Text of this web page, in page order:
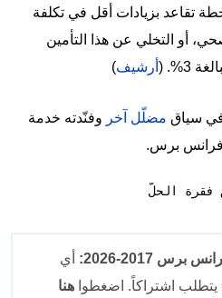
تقاعد بزيادات أقل في تكلفة
أو التخلي عن هذا التأمين
3%. (
أرشيف)
في سياق مضلّل آخر وفنّدته خدمة
فرانس برس.
2017-2026:
أي
يتطلب اشتراكاً. اضغطواهنا